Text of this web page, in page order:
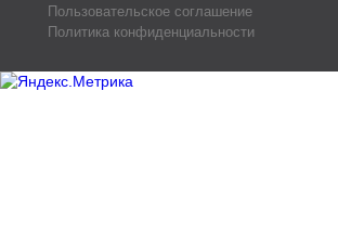
Пользовательское соглашение
Политика конфиденциальности